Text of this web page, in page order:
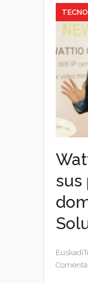
sus